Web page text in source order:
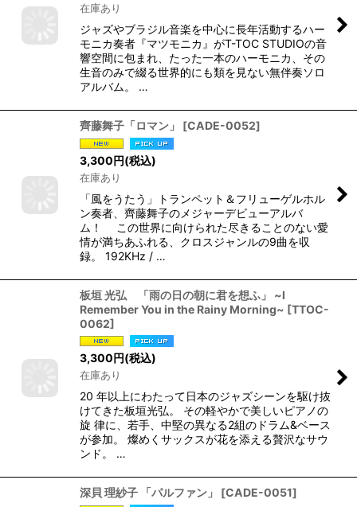
在庫あり
ジャズやブラジル音楽を中心に長年活動するハー
モニカ奏者『マツモニカ』がT-TOC STUDIOの音
響空間に包まれ、たった一本のハーモニカ、その
生音のみで綴る世界的にも類を見ない無伴奏ソロ
アルバム。 …
齊藤舞子「ロマン」 [CADE-0052]
3,300円(税込)
在庫あり
「風をうたう」トランペット＆フリューゲルホル
ン奏者、齊藤舞子のメジャーデビューアルバ
ム！ この世界に向けられた尽きることのない愛
情が満ちあふれる、クロスジャンルの9曲を収
録。 192KHz / …
板垣 光弘 「雨の日の朝に君を想ふ」 ~I
Remember You in the Rainy Morning~ [TTOC-
0062]
3,300円(税込)
在庫あり
20 年以上にわたって日本のジャズシーンを駆け抜
けてきた板垣光弘。 その軽やかで美しいピアノの
旋 律に、若手、中堅の異なる2組のドラム&ベース
が参加。 燦めくサックスが花を添える贅沢なサウ
ンド。 …
深貝 理紗子 「パルファン」 [CADE-0051]